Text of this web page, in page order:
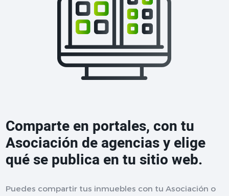
Comparte en portales, con tu
Asociación de agencias y elige
qué se publica en tu sitio web.
Puedes compartir tus inmuebles con tu Asociación o